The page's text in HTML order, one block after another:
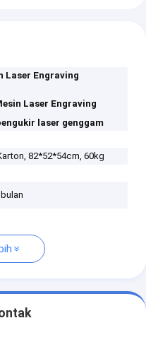
Laser Engraving
Laser Engraving
laser genggam
82*52*54cm, 60kg